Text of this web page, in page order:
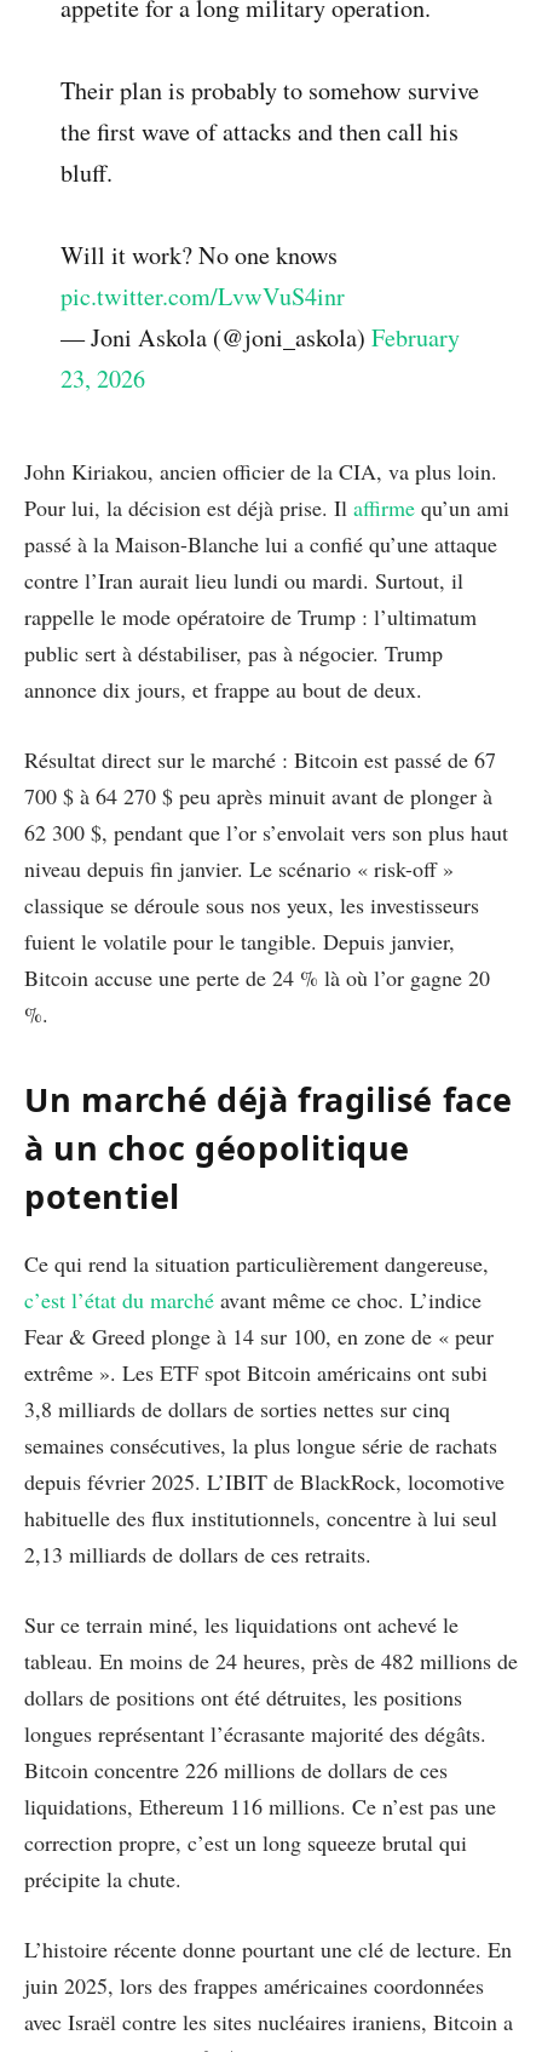
appetite for a long military operation.
Their plan is probably to somehow survive
the first wave of attacks and then call his
bluff.
Will it work? No one knows
pic.twitter.com/LvwVuS4inr
— Joni Askola (@joni_askola)February
23, 2026
John Kiriakou, ancien officier de la CIA, va plus loin.
Pour lui, la décision est déjà prise. Il affirme qu’un ami
passé à la Maison-Blanche lui a confié qu’une attaque
contre l’Iran aurait lieu lundi ou mardi. Surtout, il
rappelle le mode opératoire de Trump : l’ultimatum
public sert à déstabiliser, pas à négocier. Trump
annonce dix jours, et frappe au bout de deux.
Résultat direct sur le marché : Bitcoin est passé de 67
700 $ à 64 270 $ peu après minuit avant de plonger à
62 300 $, pendant que l’or s’envolait vers son plus haut
niveau depuis fin janvier. Le scénario « risk-off »
classique se déroule sous nos yeux, les investisseurs
fuient le volatile pour le tangible. Depuis janvier,
Bitcoin accuse une perte de 24 % là où l’or gagne 20
%.
Un marché déjà fragilisé face
à un choc géopolitique
potentiel
Ce qui rend la situation particulièrement dangereuse,
c’est l’état du marché avant même ce choc. L’indice
Fear & Greed plonge à 14 sur 100, en zone de « peur
extrême ». Les ETF spot Bitcoin américains ont subi
3,8 milliards de dollars de sorties nettes sur cinq
semaines consécutives, la plus longue série de rachats
depuis février 2025. L’IBIT de BlackRock, locomotive
habituelle des flux institutionnels, concentre à lui seul
2,13 milliards de dollars de ces retraits.
Sur ce terrain miné, les liquidations ont achevé le
tableau. En moins de 24 heures, près de 482 millions de
dollars de positions ont été détruites, les positions
longues représentant l’écrasante majorité des dégâts.
Bitcoin concentre 226 millions de dollars de ces
liquidations, Ethereum 116 millions. Ce n’est pas une
correction propre, c’est un long squeeze brutal qui
précipite la chute.
L’histoire récente donne pourtant une clé de lecture. En
juin 2025, lors des frappes américaines coordonnées
avec Israël contre les sites nucléaires iraniens, Bitcoin a